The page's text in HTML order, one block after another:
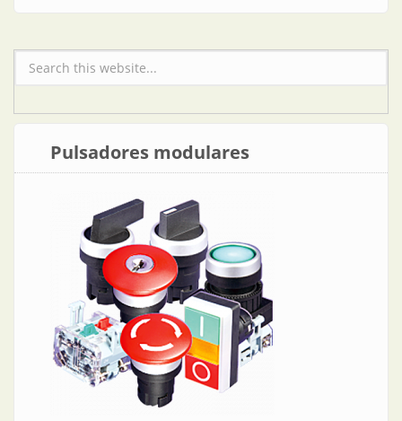
Formulario de búsqueda
Pulsadores modulares